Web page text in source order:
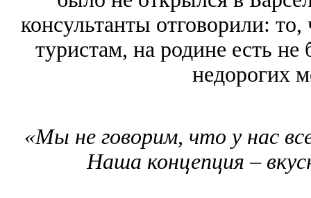
консультанты отговорили:
туристам, на родине есть
недорогих
«Мы не говорим, что у нас
Наша концепция –